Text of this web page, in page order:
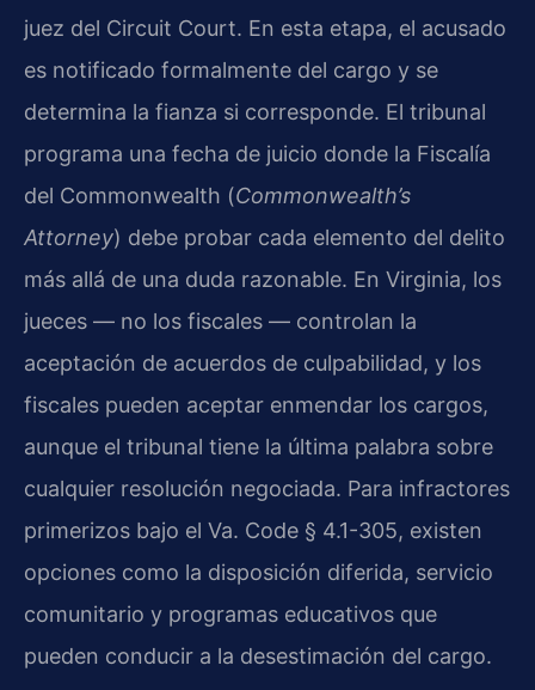
juez del Circuit Court. En esta etapa, el acusado
es notificado formalmente del cargo y se
determina la fianza si corresponde. El tribunal
programa una fecha de juicio donde la Fiscalía
del Commonwealth (Commonwealth’s
Attorney) debe probar cada elemento del delito
más allá de una duda razonable. En Virginia, los
jueces — no los fiscales — controlan la
aceptación de acuerdos de culpabilidad, y los
fiscales pueden aceptar enmendar los cargos,
aunque el tribunal tiene la última palabra sobre
cualquier resolución negociada. Para infractores
primerizos bajo el Va. Code § 4.1-305, existen
opciones como la disposición diferida, servicio
comunitario y programas educativos que
pueden conducir a la desestimación del cargo.